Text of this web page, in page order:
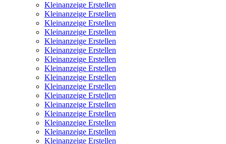
Kleinanzeige Erstellen
Kleinanzeige Erstellen
Kleinanzeige Erstellen
Kleinanzeige Erstellen
Kleinanzeige Erstellen
Kleinanzeige Erstellen
Kleinanzeige Erstellen
Kleinanzeige Erstellen
Kleinanzeige Erstellen
Kleinanzeige Erstellen
Kleinanzeige Erstellen
Kleinanzeige Erstellen
Kleinanzeige Erstellen
Kleinanzeige Erstellen
Kleinanzeige Erstellen
Kleinanzeige Erstellen